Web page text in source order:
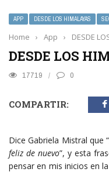
APP DESDE LOS HIMALAYAS
Home › App › DESDE
DESDE LOS
17719 0
COMPARTIR:
Dice Gabriela Mistral que “
feliz de nuevo”, y esta
pensar en mis inicios en